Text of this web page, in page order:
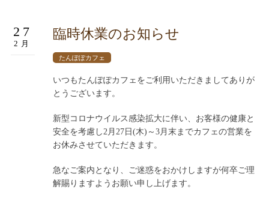
27
2月
臨時休業のお知らせ
たんぽぽカフェ
いつもたんぽぽカフェをご利用いただきましてありが
とうございます。
新型コロナウイルス感染拡大に伴い、お客様の健康と
安全を考慮し2月27日(木)～3月末までカフェの営業を
お休みさせていただきます。
急なご案内となり、ご迷惑をおかけしますが何卒ご理
解賜りますようお願い申し上げます。